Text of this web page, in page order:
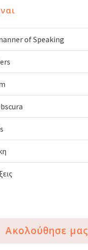
of Speaking
Ακολούθησε μας